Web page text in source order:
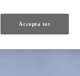
Accepta tot